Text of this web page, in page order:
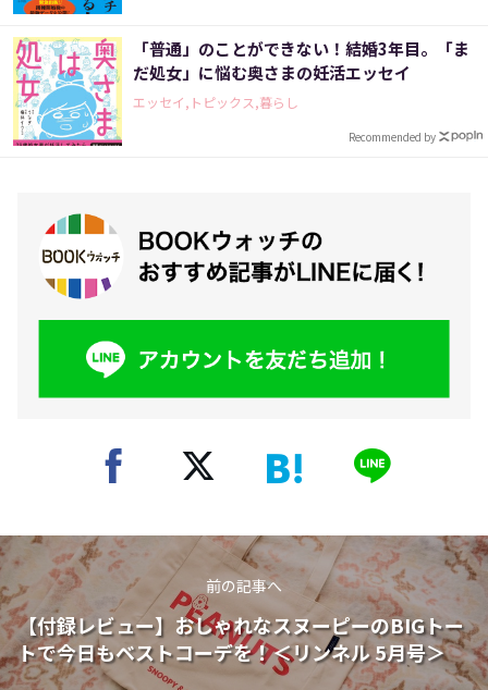
「普通」のことができない！結婚3年目。「ま
だ処女」に悩む奥さまの妊活エッセイ
エッセイ,トピックス,暮らし
Recommended by
前の記事へ
【付録レビュー】おしゃれなスヌーピーのBIGトー
トで今日もベストコーデを！＜リンネル 5月号＞